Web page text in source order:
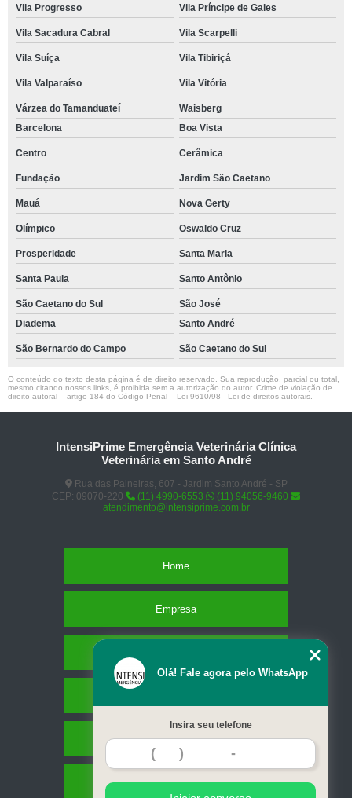
Vila Progresso Vila Príncipe de Gales
Vila Sacadura Cabral Vila Scarpelli
Vila Suíça Vila Tibiriçá
Vila Valparaíso Vila Vitória
Várzea do Tamanduateí
Waisberg
Barcelona
Boa Vista
Centro Cerâmica
Fundação Jardim São Caetano
Mauá Nova Gerty
Olímpico Oswaldo Cruz
Prosperidade Santa Maria
Santa Paula Santo Antônio
São Caetano do Sul
São José
Diadema
Santo André
São Bernardo do Campo São Caetano do Sul
O conteúdo do texto desta página é de direito reservado. Sua reprodução, parcial ou total,
mesmo citando nossos links, é proibida sem a autorização do autor. Crime de violação de
direito autoral – artigo 184 do Código Penal – Lei 9610/98 - Lei de direitos autorais
IntensiPrime Emergência Veterinária Clínica
Veterinária em Santo André
Rua das Paineiras, 607 - Jardim Santo André - SP
CEP: 09070-220
(11) 4990-6553
(11) 94056-9460
atendimento@intensiprime.com.br
Home
Empresa
Contato
Mapa do site
Olá! Fale agora pelo WhatsApp
Insira seu telefone